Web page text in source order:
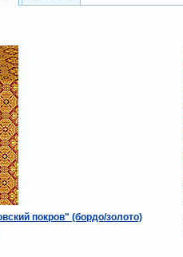
покров" (бордо/золото)